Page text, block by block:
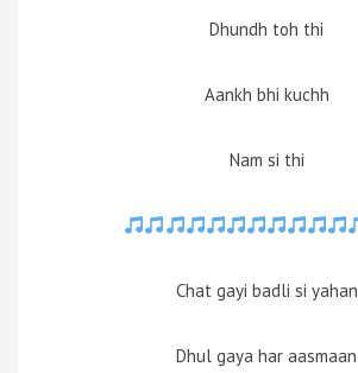
Dhundh toh thi
Aankh bhi kuchh
Nam si thi
Chat gayi badli si yahan
Dhul gaya har aasmaan